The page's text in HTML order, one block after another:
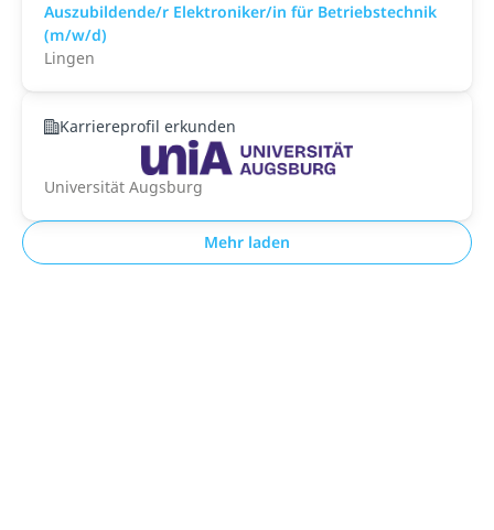
Auszubildende/r Elektroniker/in für Betriebstechnik
(m/w/d)
Lingen
Karriereprofil erkunden
Universität Augsburg
Mehr laden